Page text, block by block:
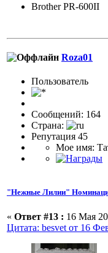
Brother PR-600II
Roza01
Пользовaтeль
Сообщений: 164
Страна:
Репутация 45
Мое имя:
"Нежные Лилии"
« Ответ #13 : 16 Мая
Цитата: besvet от 16